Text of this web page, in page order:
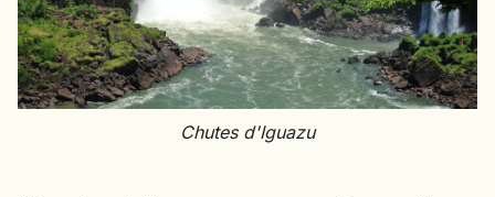
Chutes d'Iguazu